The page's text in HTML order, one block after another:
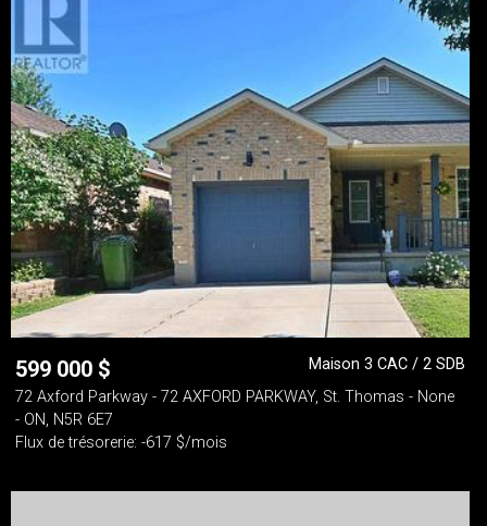
599 000 $
Maison 3 CAC / 2 SDB
72 Axford Parkway - 72 AXFORD PARKWAY, St. Thomas - None
- ON, N5R 6E7
Flux de trésorerie: -617 $/mois